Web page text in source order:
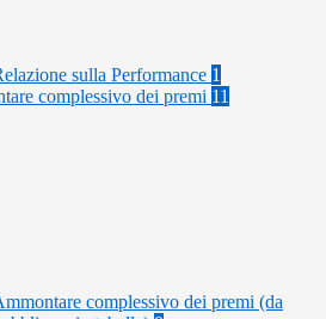
sulla Performance 1
complessivo dei premi 11
complessivo dei premi (da